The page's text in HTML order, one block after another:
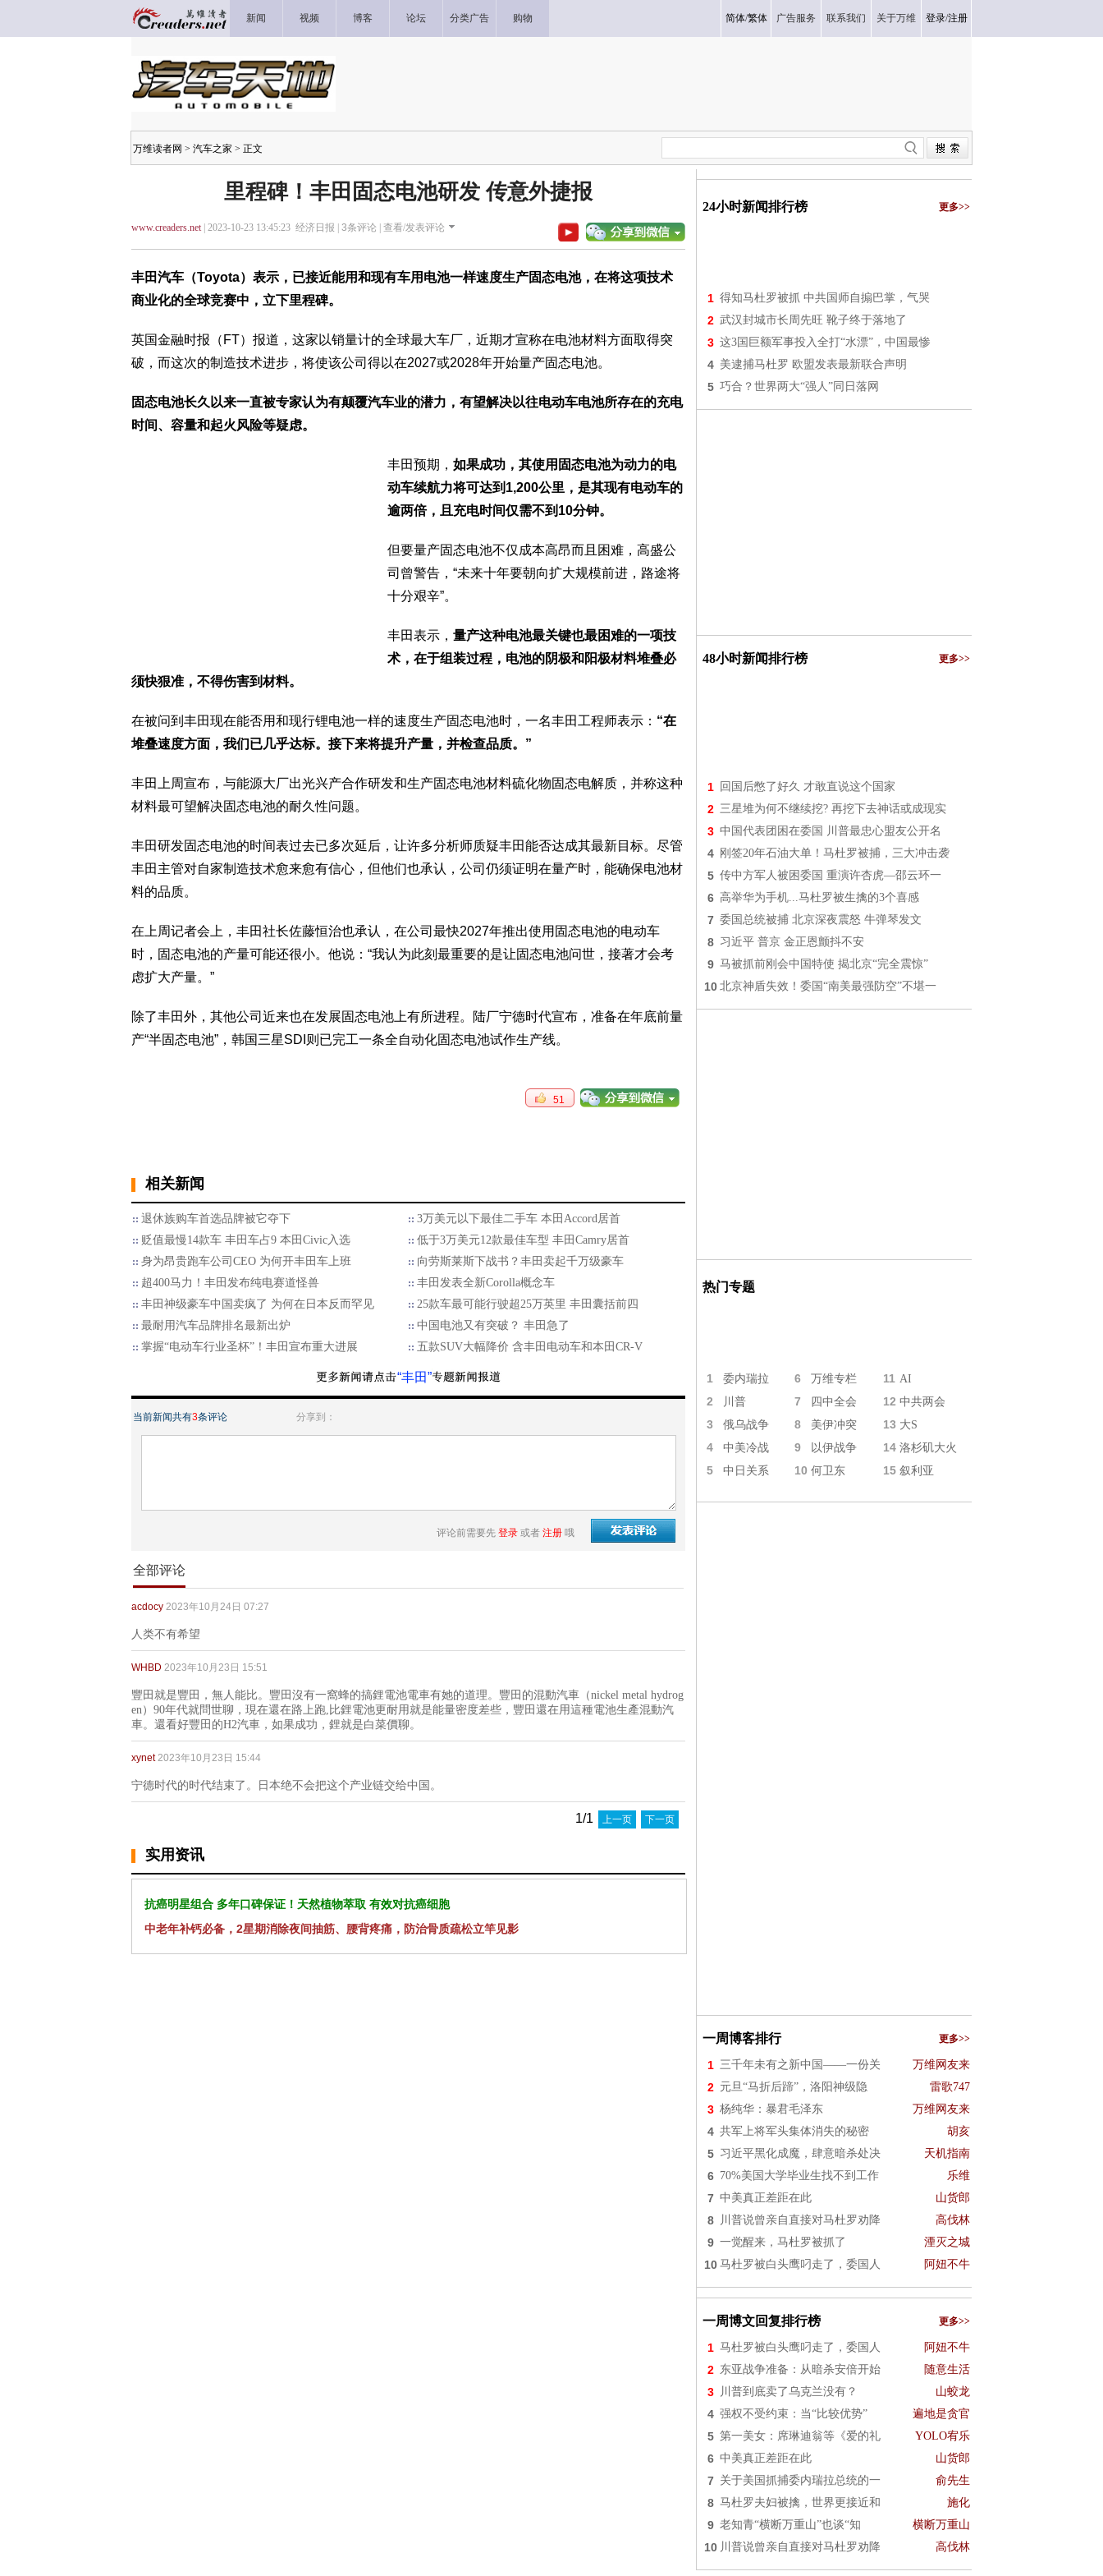
新闻 视频 博客 论坛 分类广告 购物 简体/繁体 广告服务 联系我们 关于万维 登录/注册
万维读者网 > 汽车之家 > 正文
里程碑！丰田固态电池研发 传意外捷报
www.creaders.net| 2023-10-23 13:45:23 经济日报 | 3条评论 | 查看/发表评论
丰田汽车（Toyota）表示，已接近能用和现有车用电池一样速度生产固态电池，在将这项技术
商业化的全球竞赛中，立下里程碑。
英国金融时报（FT）报道，这家以销量计的全球最大车厂，近期才宣称在电池材料方面取得突
破，而这次的制造技术进步，将使该公司得以在2027或2028年开始量产固态电池。
固态电池长久以来一直被专家认为有颠覆汽车业的潜力，有望解决以往电动车电池所存在的充电
时间、容量和起火风险等疑虑。
丰田预期， 如果成功，其使用固态电池为动力的电
动车续航力将可达到1,200公里，是其现有电动车的
逾两倍，且充电时间仅需不到10分钟。
但要量产固态电池不仅成本高昂而且困难，高盛公
司曾警告，“未来十年要朝向扩大规模前进，路途将
十分艰辛”。
丰田表示， 量产这种电池最关键也最困难的一项技
术，在于组装过程，电池的阴极和阳极材料堆叠必
须快狠准，不得伤害到材料。
在被问到丰田现在能否用和现行锂电池一样的速度生产固态电池时，一名丰田工程师表示： “在
堆叠速度方面，我们已几乎达标。接下来将提升产量，并检查品质。”
丰田上周宣布，与能源大厂出光兴产合作研发和生产固态电池材料硫化物固态电解质，并称这种
材料最可望解决固态电池的耐久性问题。
丰田研发固态电池的时间表过去已多次延后，让许多分析师质疑丰田能否达成其最新目标。尽管
丰田主管对自家制造技术愈来愈有信心，但他们也承认，公司仍须证明在量产时，能确保电池材
料的品质。
在上周记者会上，丰田社长佐藤恒治也承认，在公司最快2027年推出使用固态电池的电动车
时，固态电池的产量可能还很小。他说：“我认为此刻最重要的是让固态电池问世，接著才会考
虑扩大产量。”
除了丰田外，其他公司近来也在发展固态电池上有所进程。陆厂宁德时代宣布，准备在年底前量
产“半固态电池”，韩国三星SDI则已完工一条全自动化固态电池试作生产线。
51
相关新闻
退休族购车首选品牌被它夺下
3万美元以下最佳二手车 本田Accord居首
贬值最慢14款车 丰田车占9 本田Civic入选
低于3万美元12款最佳车型 丰田Camry居首
身为昂贵跑车公司CEO 为何开丰田车上班
向劳斯莱斯下战书？丰田卖起千万级豪车
超400马力！丰田发布纯电赛道怪兽
丰田发表全新Corolla概念车
丰田神级豪车中国卖疯了 为何在日本反而罕见
25款车最可能行驶超25万英里 丰田囊括前四
最耐用汽车品牌排名最新出炉
中国电池又有突破？ 丰田急了
掌握“电动车行业圣杯”！丰田宣布重大进展
五款SUV大幅降价 含丰田电动车和本田CR-V
“丰田”
当前新闻共有3条评论 分享到：
评论前需要先 登录 或者 注册 哦
全部评论
acdocy 2023年10月24日 07:27
人类不有希望
WHBD 2023年10月23日 15:51
豐田就是豐田，無人能比。豐田沒有一窩蜂的搞鋰電池電車有她的道理。豐田的混動汽車（nickel metal hydrog
en）90年代就問世聊，現在還在路上跑,比鋰電池更耐用就是能量密度差些，豐田還在用這種電池生產混動汽
車。還看好豐田的H2汽車，如果成功，鋰就是白菜價聊。
xynet 2023年10月23日 15:44
宁德时代的时代结束了。日本绝不会把这个产业链交给中国。
1/1 上一页 下一页
实用资讯
抗癌明星组合 多年口碑保证！天然植物萃取 有效对抗癌细胞
中老年补钙必备，2星期消除夜间抽筋、腰背疼痛，防治骨质疏松立竿见影
24小时新闻排行榜 更多>>
1 得知马杜罗被抓 中共国师自搧巴掌，气哭
2 武汉封城市长周先旺 靴子终于落地了
3 这3国巨额军事投入全打“水漂”，中国最惨
4 美逮捕马杜罗 欧盟发表最新联合声明
5 巧合？世界两大“强人”同日落网
48小时新闻排行榜 更多>>
1 回国后憋了好久 才敢直说这个国家
2 三星堆为何不继续挖? 再挖下去神话或成现实
3 中国代表团困在委国 川普最忠心盟友公开名
4 刚签20年石油大单！马杜罗被捕，三大冲击袭
5 传中方军人被困委国 重演许杏虎—邵云环一
6 高举华为手机...马杜罗被生擒的3个喜感
7 委国总统被捕 北京深夜震怒 牛弹琴发文
8 习近平 普京 金正恩颤抖不安
9 马被抓前刚会中国特使 揭北京“完全震惊”
10 北京神盾失效！委国“南美最强防空”不堪一
热门专题
1 委内瑞拉 6 万维专栏 11 AI
2 川普 7 四中全会 12 中共两会
3 俄乌战争 8 美伊冲突 13 大S
4 中美冷战 9 以伊战争 14 洛杉矶大火
5 中日关系 10 何卫东 15 叙利亚
一周博客排行 更多>>
1 三千年未有之新中国——一份关 万维网友来
2 元旦“马折后蹄”，洛阳神级隐 雷歌747
3 杨纯华：暴君毛泽东 万维网友来
4 共军上将军头集体消失的秘密 胡亥
5 习近平黑化成魔，肆意暗杀处决 天机指南
6 70%美国大学毕业生找不到工作 乐维
7 中美真正差距在此 山货郎
8 川普说曾亲自直接对马杜罗劝降 高伐林
9 一觉醒来，马杜罗被抓了 湮灭之城
10 马杜罗被白头鹰叼走了，委国人 阿妞不牛
一周博文回复排行榜 更多>>
1 马杜罗被白头鹰叼走了，委国人 阿妞不牛
2 东亚战争准备：从暗杀安倍开始 随意生活
3 川普到底卖了乌克兰没有？ 山蛟龙
4 强权不受约束：当“比较优势” 遍地是贪官
5 第一美女：席琳迪翁等《爱的礼 YOLO宥乐
6 中美真正差距在此 山货郎
7 关于美国抓捕委内瑞拉总统的一 俞先生
8 马杜罗夫妇被擒，世界更接近和 施化
9 老知青“横断万重山”也谈“知 横断万重山
10 川普说曾亲自直接对马杜罗劝降 高伐林